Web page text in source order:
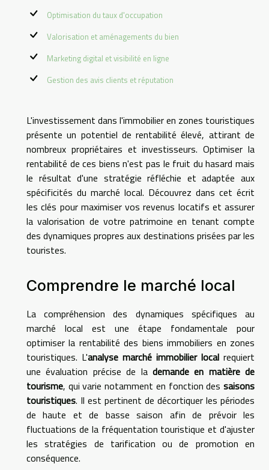
Optimisation du taux d'occupation
Valorisation et aménagements du bien
Marketing digital et visibilité en ligne
Gestion des avis clients et réputation
L'investissement dans l'immobilier en zones touristiques
présente un potentiel de rentabilité élevé, attirant de
nombreux propriétaires et investisseurs. Optimiser la
rentabilité de ces biens n'est pas le fruit du hasard mais
le résultat d'une stratégie réfléchie et adaptée aux
spécificités du marché local. Découvrez dans cet écrit
les clés pour maximiser vos revenus locatifs et assurer
la valorisation de votre patrimoine en tenant compte
des dynamiques propres aux destinations prisées par les
touristes.
Comprendre le marché local
La compréhension des dynamiques spécifiques au
marché local est une étape fondamentale pour
optimiser la rentabilité des biens immobiliers en zones
touristiques. L'analyse marché immobilier local requiert
une évaluation précise de la demande en matière de
tourisme, qui varie notamment en fonction des saisons
touristiques. Il est pertinent de décortiquer les périodes
de haute et de basse saison afin de prévoir les
fluctuations de la fréquentation touristique et d'ajuster
les stratégies de tarification ou de promotion en
conséquence.